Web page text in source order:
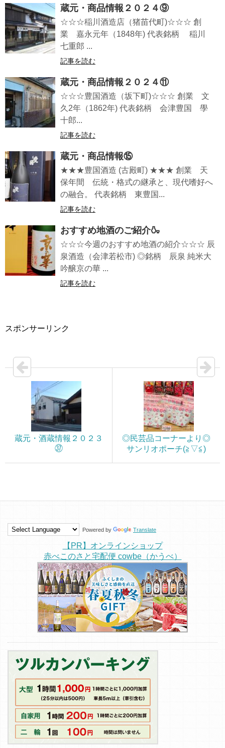
蔵元・商品情報２０２４⑨
☆☆☆稲川酒造店（猪苗代町)☆☆☆ 創
業 嘉永元年（1848年) 代表銘柄 稲川
七重郎 ...
記事を読む
蔵元・商品情報２０２４⑪
☆☆☆豊国酒造（坂下町)☆☆☆ 創業 文
久2年（1862年) 代表銘柄 会津豊国 學
十郎...
記事を読む
蔵元・商品情報⑮
★★★豊国酒造 (古殿町) ★★★ 創業 天
保年間 伝統・格式の継承と、現代嗜好へ
の融合。 代表銘柄 東豊国...
記事を読む
おすすめ地酒のご紹介🍶
☆☆☆今週のおすすめ地酒の紹介☆☆☆ 辰
泉酒造（会津若松市) ◎銘柄 辰泉 純米大
吟醸京の華 ...
記事を読む
スポンサーリンク
蔵元・酒蔵情報２０２３
㊲
◎民芸品コーナーより◎
サンリオポーチ(≧▽≦)
Powered by Translate
【PR】オンラインショップ
赤べこのさと宅配便 cowbe（かうべ）